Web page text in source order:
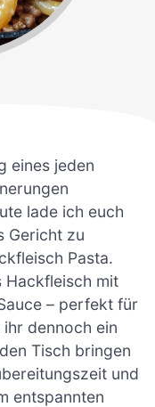
eines jeden
lade ich euch
Gericht zu
Pasta.
Hackfleisch mit
– perfekt für
dennoch ein
Tisch bringen
und
entspannten